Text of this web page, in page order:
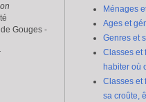
Gouges -
Ménages
Ages et
Genres et
Classes et
habiter où
Classes et
sa croûte,